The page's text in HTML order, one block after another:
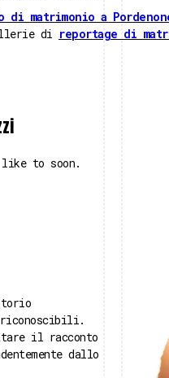
di matrimonio a
di reportage di
to soon.
il racconto
dallo